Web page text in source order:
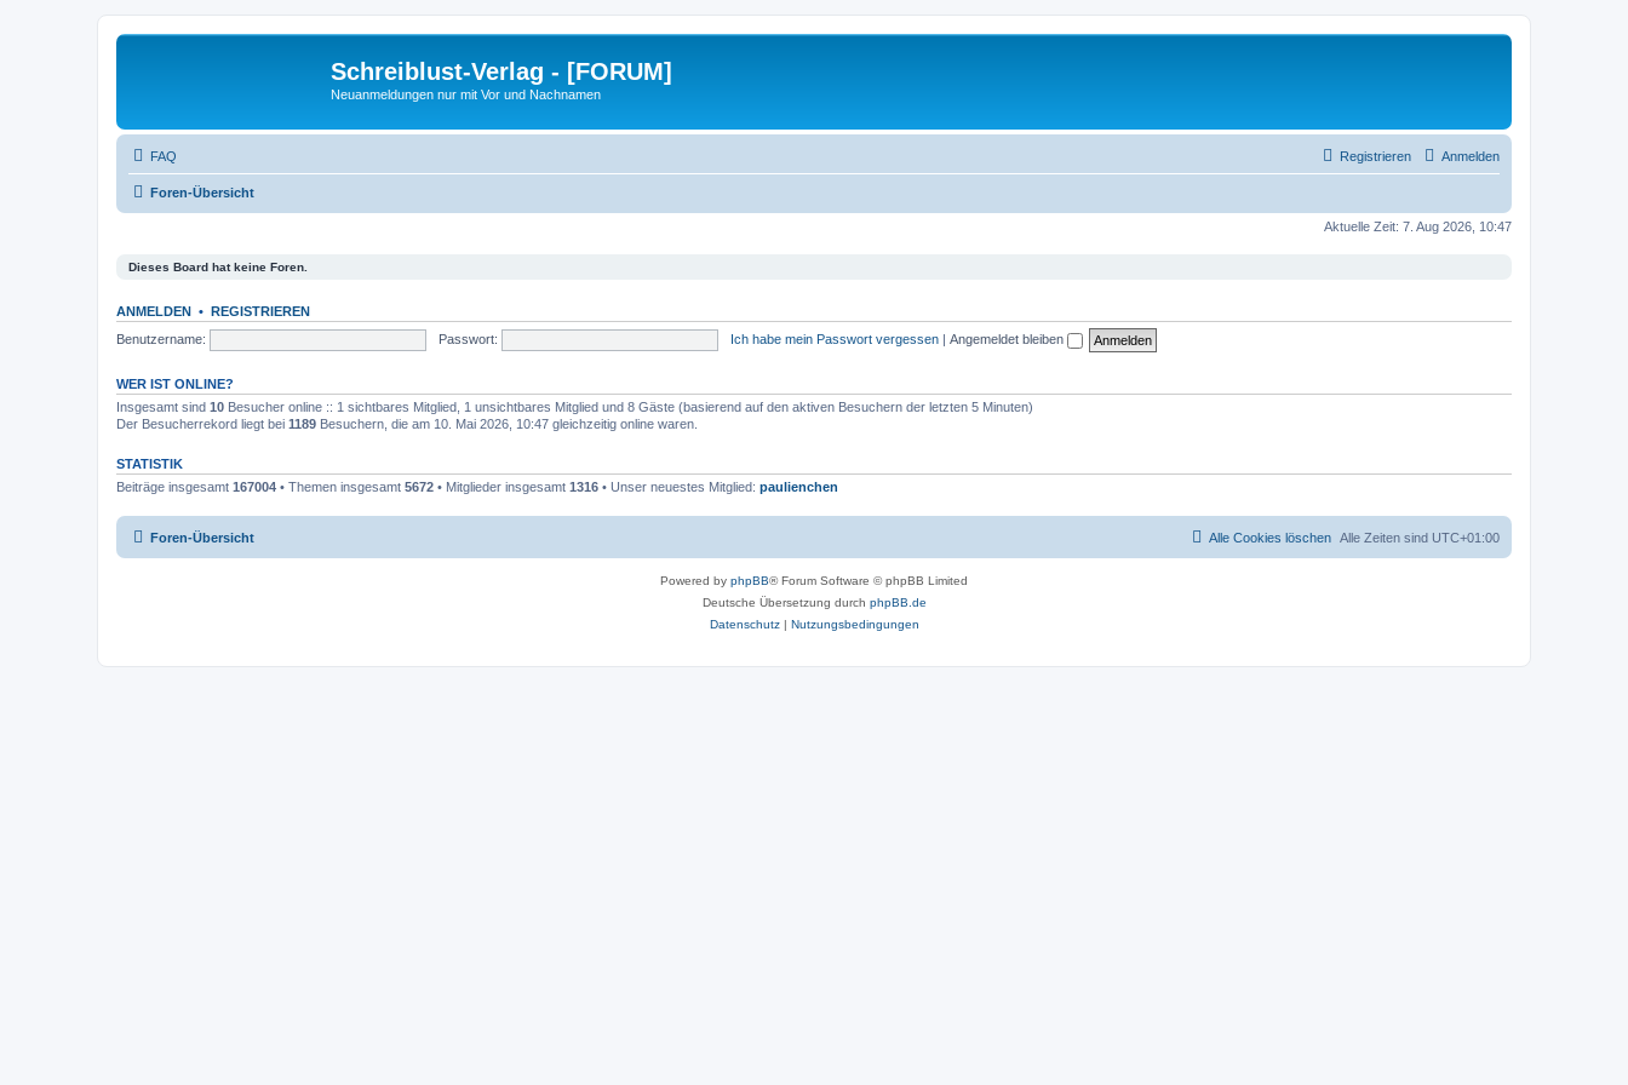
Schreiblust-Verlag - [FORUM]
Neuanmeldungen nur mit Vor und Nachnamen
FAQ Anmelden
Registrieren
Foren-Übersicht
Aktuelle Zeit: 7. Aug 2026, 10:47
Dieses Board hat keine Foren.
ANMELDEN • REGISTRIEREN
Benutzername:
Passwort: Ich habe mein Passwort vergessen | Angemeldet bleiben
WER IST ONLINE?
Insgesamt sind 10 Besucher online :: 1 sichtbares Mitglied, 1 unsichtbares Mitglied und 8 Gäste (basierend auf den aktiven Besuchern der letzten 5 Minuten)
Der Besucherrekord liegt bei 1189 Besuchern, die am 10. Mai 2026, 10:47 gleichzeitig online waren.
STATISTIK
Beiträge insgesamt 167004 • Themen insgesamt 5672 • Mitglieder insgesamt 1316 • Unser neuestes Mitglied: paulienchen
Foren-Übersicht Alle Zeiten sind UTC+01:00
Alle Cookies löschen
Powered by phpBB® Forum Software © phpBB Limited
Deutsche Übersetzung durch phpBB.de
Datenschutz| Nutzungsbedingungen